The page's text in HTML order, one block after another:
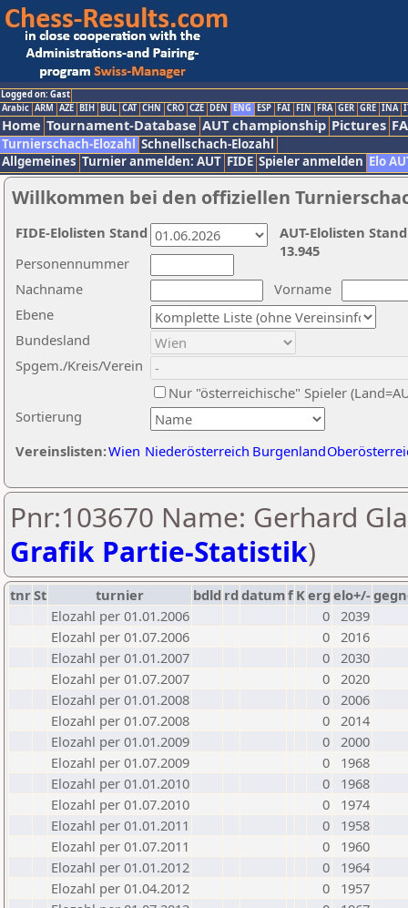
Logged on: Gast
Arabic ARM AZE BIH BUL CAT CHN CRO CZE DEN ENG ESP FAI FIN FRA GER GRE INA
Home Tournament-Database AUT championship Pictures
Turnierschach-Elozahl Schnellschach-Elozahl
Allgemeines Turnier anmelden: AUT FIDE Spieler anmelden Elo
Willkommen bei den offiziellen
Nachname
Vorname
Ebene
Sortierung
Personennummer
Bundesland
Spgem./Kreis/Verein
Nur "österreichische" Spieler
Vereinslisten:Wien Niederösterreich Burgenland
AUT-Elolisten
13.945
FIDE-Elolisten Stand
Pnr:103670 Name: Gerhard
Grafik Partie-Statistik)
tnrSt turnier bdld rd datumf Kerg elo+/-
Elozahl per 01.01.2006
0 2039
Elozahl per 01.07.2006
0 2016
Elozahl per 01.01.2007
0 2030
Elozahl per 01.07.2007
0 2020
Elozahl per 01.01.2008
0 2006
Elozahl per 01.07.2008
0 2014
Elozahl per 01.01.2009
0 2000
Elozahl per 01.07.2009
0
1968
Elozahl per 01.01.2010
0
1968
Elozahl per 01.07.2010
0
1974
Elozahl per 01.01.2011
0
1958
Elozahl per 01.07.2011
0
1960
Elozahl per 01.01.2012
0
1964
Elozahl per 01.04.2012
0
1957